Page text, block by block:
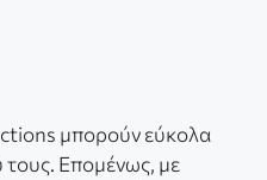
μπορούν εύκολα
τους. Επομένως, με